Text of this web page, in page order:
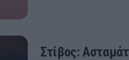
Στίβος: